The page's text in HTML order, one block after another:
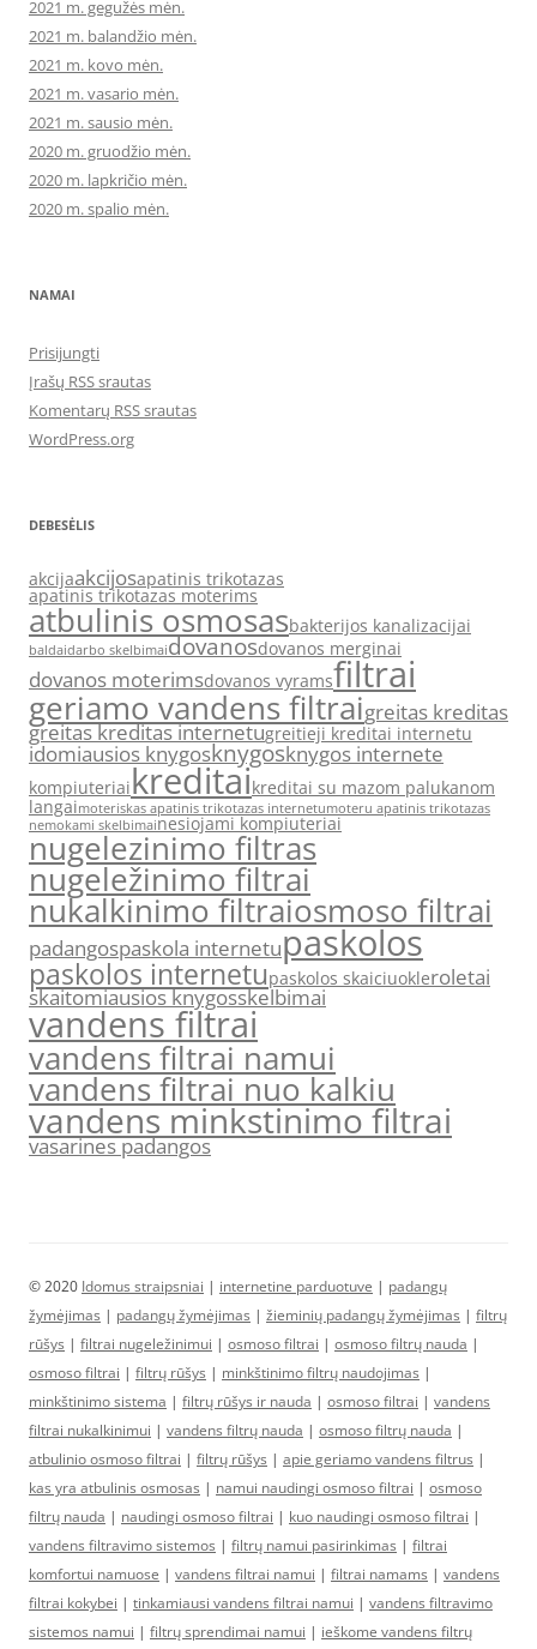
2021 m. gegužės mėn.
2021 m. balandžio mėn.
2021 m. kovo mėn.
2021 m. vasario mėn.
2021 m. sausio mėn.
2020 m. gruodžio mėn.
2020 m. lapkričio mėn.
2020 m. spalio mėn.
NAMAI
Prisijungti
Įrašų RSS srautas
Komentarų RSS srautas
WordPress.org
DEBESĖLIS
akcijaakcijosapatinis trikotazas
apatinis trikotazas moterims
atbulinis osmosasbakterijos kanalizacijai
baldaidarbo skelbimaidovanosdovanos merginai
dovanos moterimsdovanos vyramsfiltrai
geriamo vandens filtraigreitas kreditas
greitas kreditas internetugreitieji kreditai internetu
idomiausios knygosknygosknygos internete
kompiuteriaikreditaikreditai su mazom palukanom
langaimoteriskas apatinis trikotazas internetumoteru apatinis trikotazas
nemokami skelbimainesiojami kompiuteriai
nugelezinimo filtras
nugeležinimo filtrai
nukalkinimo filtraiosmoso filtrai
padangospaskola internetupaskolos
paskolos internetupaskolos skaiciuokleroletai
skaitomiausios knygosskelbimai
vandens filtrai
vandens filtrai namui
vandens filtrai nuo kalkiu
vandens minkstinimo filtrai
vasarines padangos
© 2020 Idomus straipsniai | internetine parduotuve | padangų
žymėjimas | padangų žymėjimas | žieminių padangų žymėjimas | filtrų
rūšys | filtrai nugeležinimui | osmoso filtrai | osmoso filtrų nauda |
osmoso filtrai | filtrų rūšys | minkštinimo filtrų naudojimas |
minkštinimo sistema | filtrų rūšys ir nauda | osmoso filtrai | vandens
filtrai nukalkinimui | vandens filtrų nauda | osmoso filtrų nauda |
atbulinio osmoso filtrai | filtrų rūšys | apie geriamo vandens filtrus |
kas yra atbulinis osmosas | namui naudingi osmoso filtrai | osmoso
filtrų nauda | naudingi osmoso filtrai | kuo naudingi osmoso filtrai |
vandens filtravimo sistemos | filtrų namui pasirinkimas | filtrai
komfortui namuose | vandens filtrai namui | filtrai namams | vandens
filtrai kokybei | tinkamiausi vandens filtrai namui | vandens filtravimo
sistemos namui | filtrų sprendimai namui | ieškome vandens filtrų